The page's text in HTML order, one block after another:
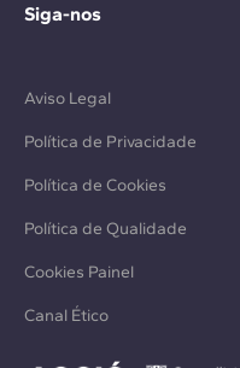
Siga-nos
Aviso Legal
Política de Privacidade
Política de Cookies
Política de Qualidade
Cookies Painel
Canal Ético